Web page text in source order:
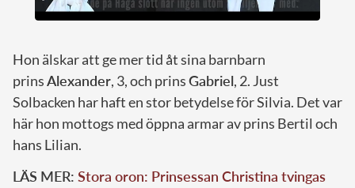
Hon älskar att ge mer tid åt sina barnbarn
prinsAlexander, 3, och prinsGabriel, 2. Just
Solbacken har haft en stor betydelse för Silvia. Det var
här hon mottogs med öppna armar av prins Bertil och
hans Lilian.
LÄS MER: Stora oron: Prinsessan Christina tvingas